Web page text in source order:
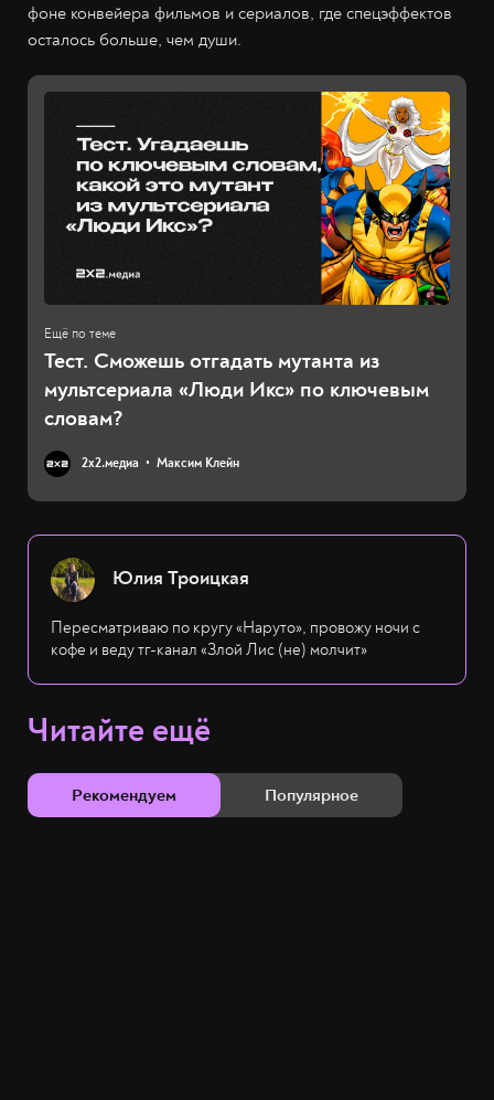
фоне конвейера фильмов и сериалов, где спецэффектов
осталось больше, чем души.
Тест. Сможешь отгадать мутанта из
мультсериала «Люди Икс» по ключевым
словам?
2х2.медиа Максим Клейн
Юлия Троицкая
Пересматриваю по кругу «Наруто», провожу ночи с
кофе и веду тг-канал «Злой Лис (не) молчит»
Читайте ещё
Рекомендуем Популярное